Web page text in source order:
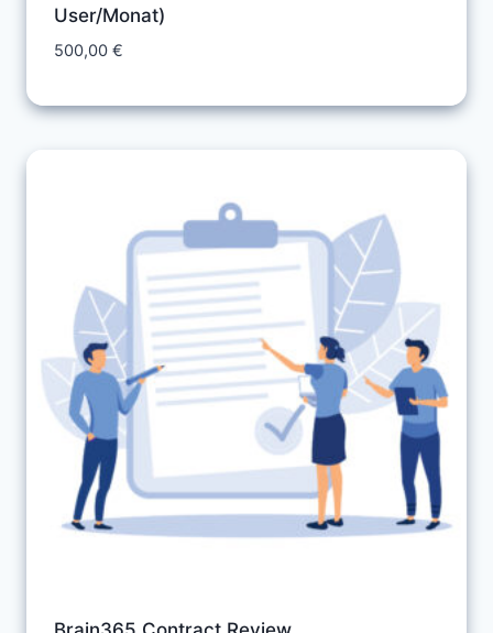
User/Monat)
500,00 €